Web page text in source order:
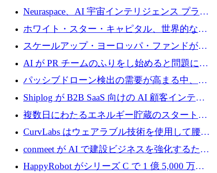
ニクスのスケールアップに対応する
Neuraspace、AI 宇宙インテリジェンス プラッ
トフォームの拡大に 1,560 万ユーロを投資
ホワイト・スター・キャピタル、世界的なス
タートアップをシリーズAからBまで支援する
ために2億5,000万ドルのファンドIVを閉鎖
スケールアップ・ヨーロッパ・ファンドが初
の投資を行い、Iceeyeの10億ユーロのラウンド
を共同主導
AI が PR チームのふりをし始めると問題にな
ります
パッシブドローン検出の需要が高まる中、
Monava が資金調達ラウンドを終了
Shiplog が B2B SaaS 向けの AI 顧客インテリ
ジェンスを構築するために 100 万ドルを調達
複数日にわたるエネルギー貯蔵のスタートア
ップ、Ore Energy が新たな投資ラウンドで
4,300 万ドルを獲得
CurvLabs はウェアラブル技術を使用して腰痛
治療をどのように再考しているか
conmeet が AI で建設ビジネスを強化するため
に 600 万ユーロを調達
HappyRobot がシリーズ C で 1 億 5,000 万ド